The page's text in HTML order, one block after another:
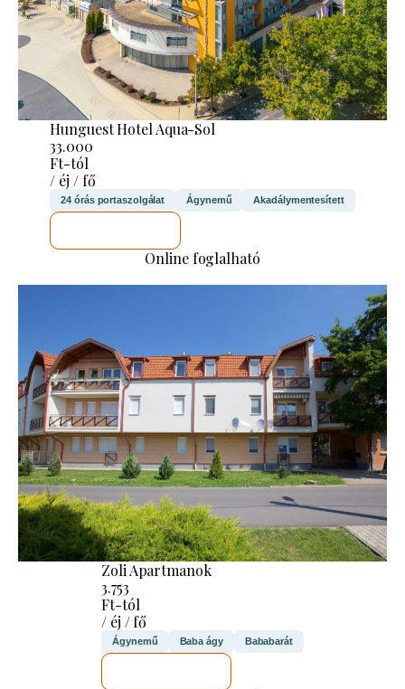
Hunguest Hotel Aqua-Sol
33.000
Ft-tól
/ éj / fő
24 órás portaszolgálat Ágynemű Akadálymentesített
Online foglalható
Zoli Apartmanok
3.753
Ft-tól
/ éj / fő
Ágynemű Baba ágy Bababarát